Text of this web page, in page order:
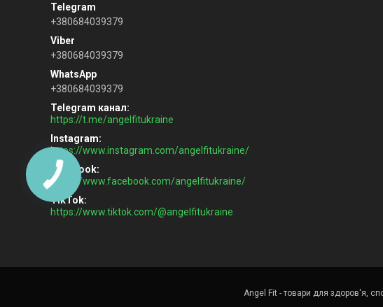
+380684039379
+380684039379
+380684039379
Telegram канал
https://t.me/angelfitukraine
Instagram
https://www.instagram.com/angelfitukraine/
Facebook
https://www.facebook.com/angelfitukraine/
TikTok
https://www.tiktok.com/@angelfitukraine